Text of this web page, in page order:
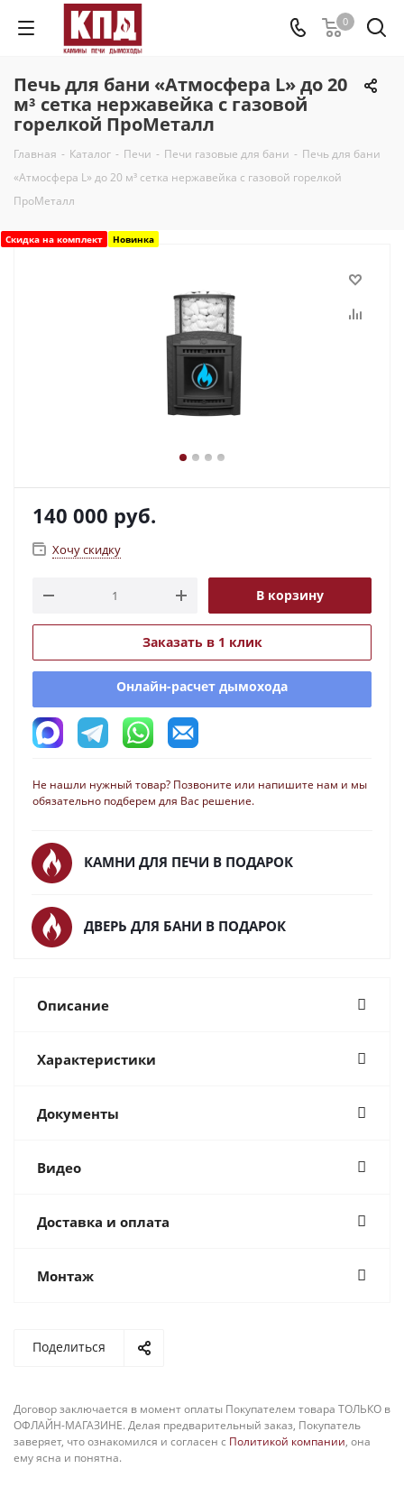
0
Печь для бани «Атмосфера L» до 20
м³ сетка нержавейка с газовой
горелкой ПроМеталл
Главная - Каталог - Печи - Печи газовые для бани - Печь для бани
«Атмосфера L» до 20 м³ сетка нержавейка с газовой горелкой
ПроМеталл
Скидка на комплект Новинка
140 000 руб.
Хочу скидку
В корзину
Заказать в 1 клик
Онлайн-расчет дымохода
Не нашли нужный товар? Позвоните или напишите нам и мы
обязательно подберем для Вас решение.
КАМНИ ДЛЯ ПЕЧИ В ПОДАРОК
ДВЕРЬ ДЛЯ БАНИ В ПОДАРОК
Описание
Характеристики
Документы
Видео
Доставка и оплата
Монтаж
Поделиться
Договор заключается в момент оплаты Покупателем товара ТОЛЬКО в
ОФЛАЙН-МАГАЗИНЕ. Делая предварительный заказ, Покупатель
заверяет, что ознакомился и согласен с Политикой компании, она
ему ясна и понятна.